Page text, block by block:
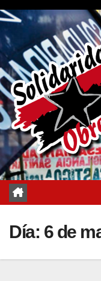
Saltar
contenido
Día: 6 de